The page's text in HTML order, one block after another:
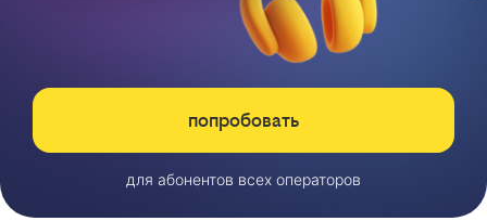
попробовать
для абонентов всех операторов